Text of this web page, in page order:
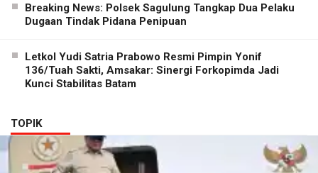
Breaking News: Polsek Sagulung Tangkap Dua Pelaku
Dugaan Tindak Pidana Penipuan
Letkol Yudi Satria Prabowo Resmi Pimpin Yonif
136/Tuah Sakti, Amsakar: Sinergi Forkopimda Jadi
Kunci Stabilitas Batam
TOPIK